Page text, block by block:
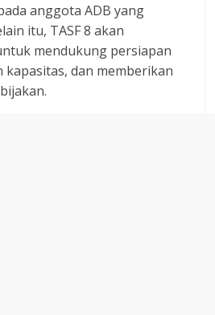
anggota ADB yang
itu, TASF 8 akan
mendukung persiapan
dan memberikan